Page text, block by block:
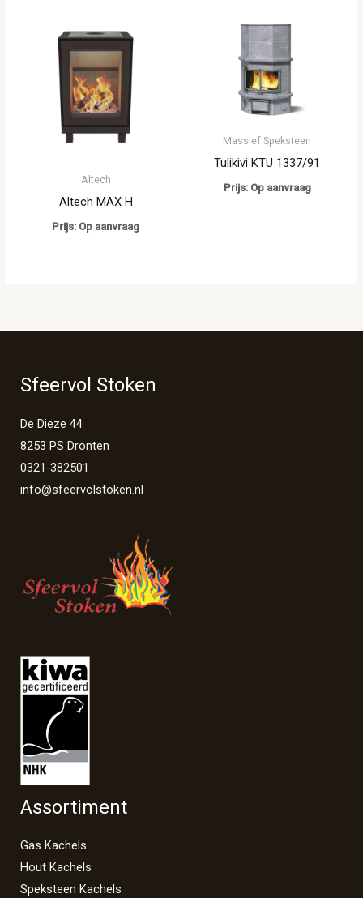
Altech
Altech MAX H
Prijs: Op aanvraag
Massief Speksteen
Tulikivi KTU 1337/91
Prijs: Op aanvraag
Sfeervol Stoken
De Dieze 44
8253 PS Dronten
0321-382501
info@sfeervolstoken.nl
Assortiment
Gas Kachels
Hout Kachels
Speksteen Kachels